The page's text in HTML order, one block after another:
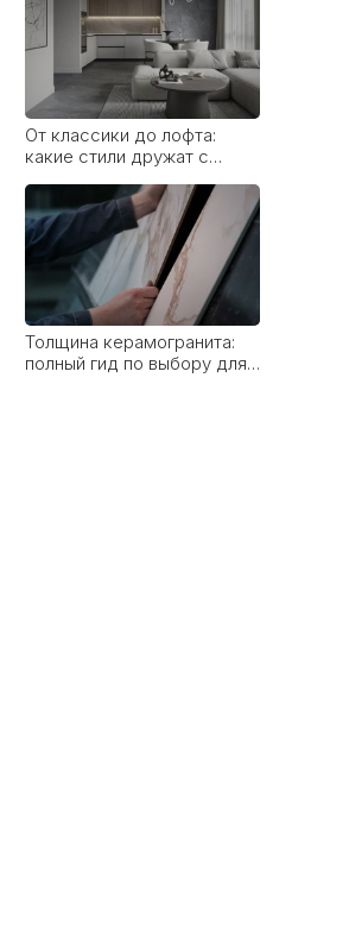
Толщина керамогранита:
полный гид по выбору для
Как определиться с
форматом плитки